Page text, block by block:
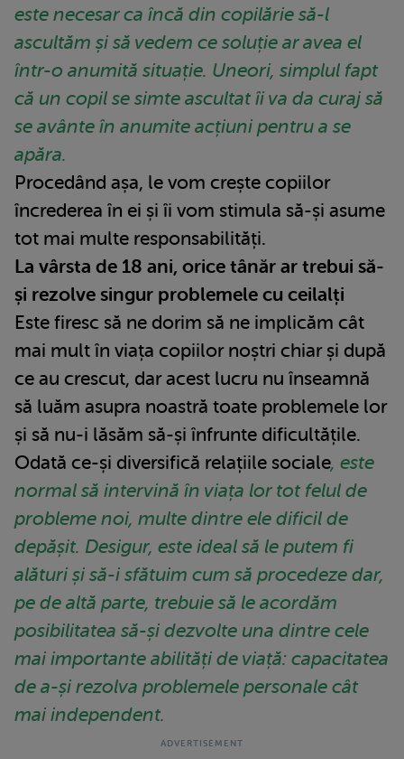
este necesar ca încă din copilărie să-l
ascultăm și să vedem ce soluție ar avea el
într-o anumită situație. Uneori, simplul fapt
că un copil se simte ascultat îi va da curaj să
se avânte în anumite acțiuni pentru a se
apăra.
Procedând așa, le vom crește copiilor
încrederea în ei și îi vom stimula să-și asume
tot mai multe responsabilități.
La vârsta de 18 ani, orice tânăr ar trebui să-
și rezolve singur problemele cu ceilalți
Este firesc să ne dorim să ne implicăm cât
mai mult în viața copiilor noștri chiar și după
ce au crescut, dar acest lucru nu înseamnă
să luăm asupra noastră toate problemele lor
și să nu-i lăsăm să-și înfrunte dificultățile.
Odată ce-și diversifică relațiile sociale, este
normal să intervină în viața lor tot felul de
probleme noi, multe dintre ele dificil de
depășit. Desigur, este ideal să le putem fi
alături și să-i sfătuim cum să procedeze dar,
pe de altă parte, trebuie să le acordăm
posibilitatea să-și dezvolte una dintre cele
mai importante abilități de viață: capacitatea
de a-și rezolva problemele personale cât
mai independent.